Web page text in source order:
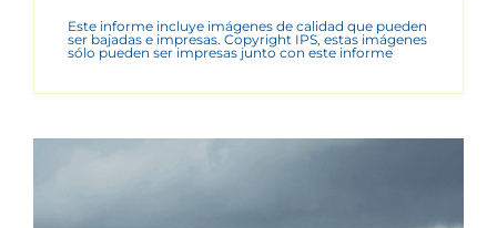
Este informe incluye imágenes de calidad que pueden
ser bajadas e impresas. Copyright IPS, estas imágenes
sólo pueden ser impresas junto con este informe